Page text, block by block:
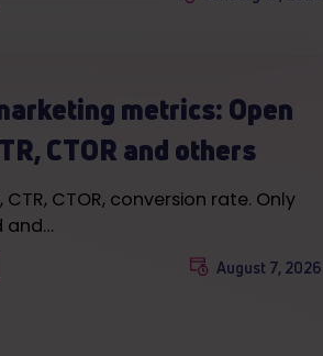
metrics: Open
CTOR and others
CTOR, conversion rate. Only
and…
August 7, 2026